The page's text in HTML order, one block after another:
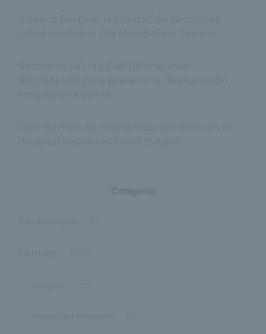
‘Cuenca Respira’, la Fundación Recoletas
Salud celebra el Día Mundial sin Tabaco
Recoletas Salud y CARTIF impulsan
RICOSALUD1 para prevenir la desnutrición
hospitalaria con IA
Josh Burnett es intervenido con éxito en el
Hospital Recoletas Salud Burgos
Cardiología
Centros
Burgos
Virgen del Manzano